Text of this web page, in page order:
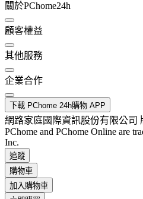
關於PChome24h
顧客權益
其他服務
企業合作
下載 PChome 24h購物 APP
網路家庭國際資訊股份有限公司
PChome and PChome Online are
Inc.
追蹤
購物車
加入購物車